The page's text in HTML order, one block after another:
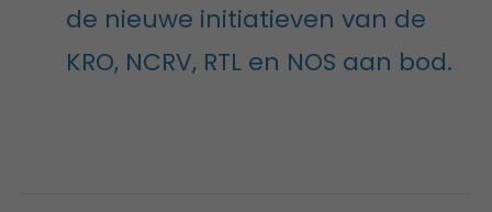
de nieuwe initiatieven van de
KRO, NCRV, RTL en NOS aan bod.